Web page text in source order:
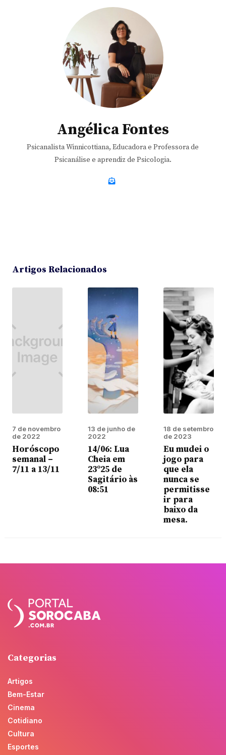
Angélica Fontes
Psicanalista Winnicottiana, Educadora e Professora de
Psicanálise e aprendiz de Psicologia.
Artigos Relacionados
7 de novembro
de 2022
Horóscopo
semanal –
7/11 a 13/11
13 de junho de
2022
14/06: Lua
Cheia em
23º25 de
Sagitário às
08:51
18 de setembro
de 2023
Eu mudei o
jogo para
que ela
nunca se
permitisse
ir para
baixo da
mesa.
Categorias
Artigos
Bem-Estar
Cinema
Cotidiano
Cultura
Esportes